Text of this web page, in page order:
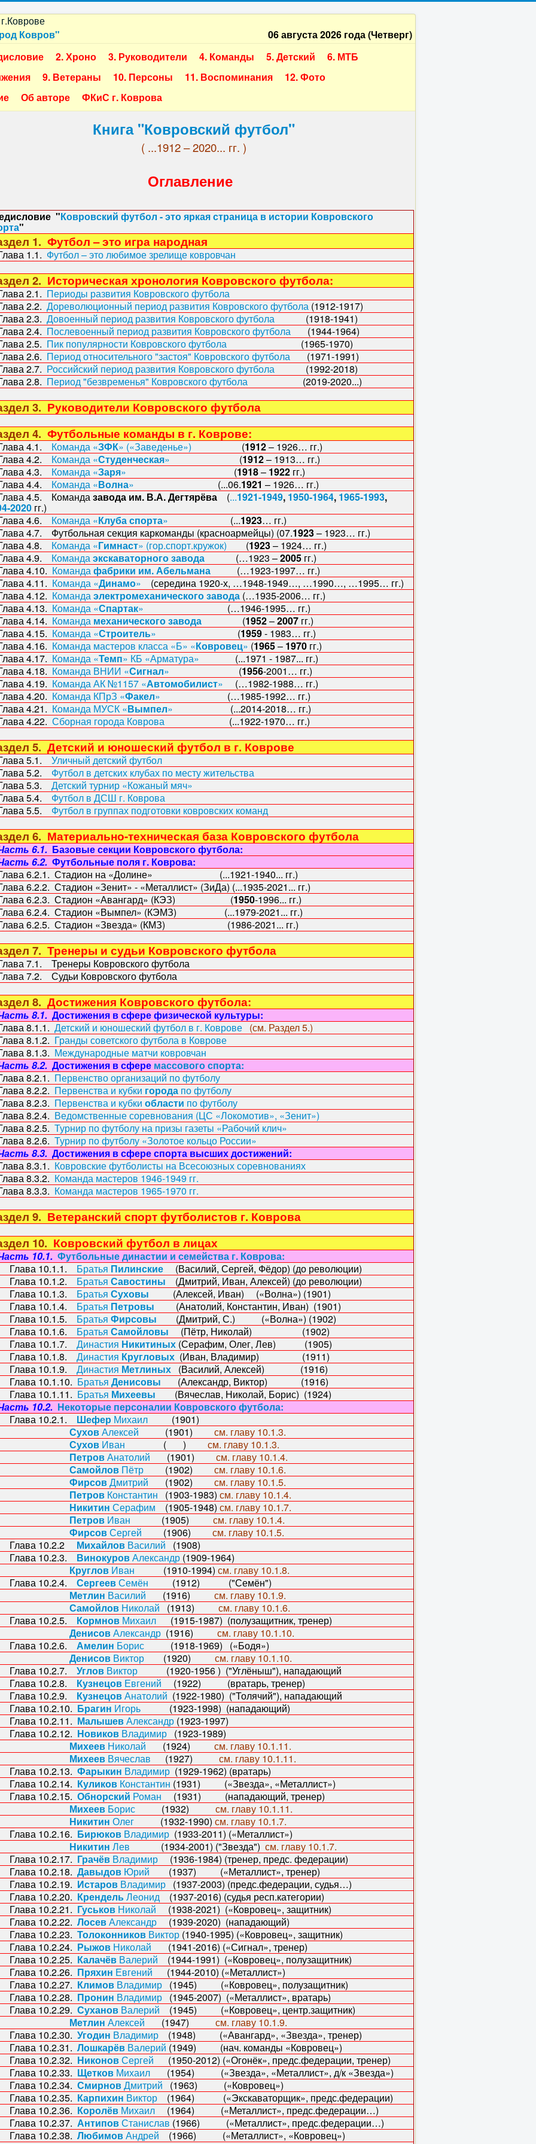
Ковров"
06 августа 2026 года (Четверг)
2. Хроно 3. Руководители 4. Команды 5. Детский
6. МТБ
9. Ветераны 10. Персоны 11. Воспоминания
12. Фото
Об авторе ФКиС г. Коврова
Книга "Ковровский футбол"
( ...1912 – 2020... гг. )
Оглавление
"Ковровский футбол - это яркая страница в истории Ковровского
"
1. Футбол – это игра народная
1.1. Футбол – это любимое зрелище ковровчан
2. Историческая хронология Ковровского футбола:
2.1. Периоды развития Ковровского футбола
2.2. Дореволюционный период развития Ковровского футбола (1912-1917)
2.3. Довоенный период развития Ковровского футбола (1918-1941)
2.4. Послевоенный период развития Ковровского футбола (1944-1964)
2.5. Пик популярности Ковровского футбола (1965-1970)
2.6. Период относительного "застоя" Ковровского футбола (1971-1991)
2.7. Российский период развития Ковровского футбола (1992-2018)
2.8. Период "безвременья" Ковровского футбола (2019-2020...)
3. Руководители Ковровского футбола
4. Футбольные команды в г. Коврове:
4.1. Команда «ЗФК» («Заведенье») (1912– 1926… гг.)
4.2. Команда «Студенческая» (1912– 1913… гг.)
4.3. Команда «Заря» (1918– 1922 гг.)
4.4. Команда «Волна» (...06.1921 – 1926… гг.)
4.5. Командазавода им. В.А. Дегтярёва (...1921-1949, 1950-1964, 1965-1993,
2020 гг.)
4.6. Команда «Клуба спорта» (...1923… гг.)
4.7. Футбольная секция каркоманды (красноармейцы) (07.1923– 1923… гг.)
4.8. Команда «Гимнаст» (гор.спорт.кружок) (1923– 1924… гг.)
4.9. Командаэкскаваторного завода (…1923 –2005 гг.)
4.10. Командафабрики им. Абельмана
(…1923-1997… гг.)
4.11. Команда «Динамо» (середина 1920-х, …1948-1949…, …1990…, …1995… гг.)
4.12. Командаэлектромеханического завода (…1935-2006… гг.)
4.13. Команда «Спартак» (…1946-1995… гг.)
4.14. Команда механического завода (1952–2007 гг.)
4.15. Команда «Строитель» (1959- 1983… гг.)
4.16. Команда мастеров класса «Б» «Ковровец» (1965– 1970 гг.)
4.17. Команда «Темп» КБ «Арматура» (...1971 - 1987... гг.)
4.18. Команда ВНИИ «Сигнал» (1956-2001… гг.)
4.19. Команда АК №1157 «Автомобилист» (…1982-1988… гг.)
4.20. Команда КПрЗ «Факел» (…1985-1992… гг.)
4.21. Команда МУСК «Вымпел» (...2014-2018… гг.)
4.22. Сборная города Коврова (...1922-1970… гг.)
5. Детский и юношеский футбол в г. Коврове
5.1. Уличный детский футбол
5.2. Футбол в детских клубах по месту жительства
5.3. Детский турнир «Кожаный мяч»
5.4. Футбол в ДСШ г. Коврова
5.5. Футбол в группах подготовки ковровских команд
6. Материально-техническая база Ковровского футбола
6.1. Базовые секции Ковровского футбола:
6.2. Футбольные поля г. Коврова:
6.2.1. Стадион на «Долине» (...1921-1940... гг.)
6.2.2. Стадион «Зенит» - «Металлист» (ЗиДа) (...1935-2021... гг.)
6.2.3. Стадион «Авангард» (КЭЗ) (1950-1996... гг.)
6.2.4. Стадион «Вымпел» (КЭМЗ) (...1979-2021... гг.)
6.2.5. Стадион «Звезда» (КМЗ) (1986-2021... гг.)
7. Тренеры и судьи Ковровского футбола
7.1. Тренеры Ковровского футбола
7.2. Судьи Ковровского футбола
8. Достижения Ковровского футбола:
8.1. Достижения в сферефизической культуры:
8.1.1. Детский и юношеский футбол в г. Коврове (см. Раздел 5.)
8.1.2. Гранды советского футбола в Коврове
8.1.3. Международные матчи ковровчан
8.2. Достижения в сфере массового спорта:
8.2.1. Первенство организаций по футболу
8.2.2. Первенства и кубки города по футболу
8.2.3. Первенства и кубки области по футболу
8.2.4. Ведомственные соревнования (ЦС «Локомотив», «Зенит»)
8.2.5. Турнир по футболу на призы газеты «Рабочий клич»
8.2.6. Турнир по футболу «Золотое кольцо России»
8.3. Достижения в сфереспорта высших достижений:
8.3.1. Ковровские футболисты на Всесоюзных соревнованиях
8.3.2. Команда мастеров 1946-1949 гг.
8.3.3. Команда мастеров 1965-1970 гг.
9. Ветеранский спорт футболистов г. Коврова
10. Ковровский футбол в лицах
10.1. Футбольные династии и семейства г. Коврова:
10.1.1.
Братья Пилинские (Василий, Сергей, Фёдор) (до революции)
10.1.2. Братья Савостины (Дмитрий, Иван, Алексей) (до революции)
10.1.3. Братья Суховы (Алексей, Иван) («Волна») (1901)
10.1.4. Братья Петровы
(Анатолий, Константин, Иван) (1901)
10.1.5. Братья Фирсовы
(Дмитрий, С.) («Волна») (1902)
10.1.6. Братья Самойловы
(Пётр, Николай) (1902)
10.1.7. Династия Никитиных (Серафим, Олег, Лев) (1905)
10.1.8. Династия Кругловых (Иван, Владимир) (1911)
10.1.9. Династия Метлиных (Василий, Алексей) (1916)
10.1.10. Братья Денисовы
(Александр, Виктор) (1916)
10.1.11. Братья Михеевы (Вячеслав, Николай, Борис) (1924)
10.2. Некоторые персоналии Ковровского футбола:
10.2.1. Шефер Михаил (1901)
СуховАлексей (1901) см. главу 10.1.3.
Сухов Иван ( ) см. главу 10.1.3.
ПетровАнатолий (1901) см. главу 10.1.4.
Самойлов Пётр (1902) см. главу 10.1.6.
ФирсовДмитрий (1902) см. главу 10.1.5.
Петров Константин (1903-1983) см. главу 10.1.4.
Никитин Серафим (1905-1948) см. главу 10.1.7.
Петров Иван (1905) см. главу 10.1.4.
ФирсовСергей (1906) см. главу 10.1.5.
10.2.2 Михайлов Василий (1908)
10.2.3. ВинокуровАлександр (1909-1964)
Круглов Иван (1910-1994) см. главу 10.1.8.
10.2.4. СергеевСемён (1912) ("Семён")
Метлин Василий (1916) см. главу 10.1.9.
Самойлов Николай (1913) см. главу 10.1.6.
10.2.5. Кормнов Михаил (1915-1987) (полузащитник, тренер)
ДенисовАлександр (1916) см. главу 10.1.10.
10.2.6. Амелин Борис (1918-1969) («Бодя»)
Денисов Виктор (1920) см. главу 10.1.10.
10.2.7. Углов Виктор (1920-1956 ) ("Углёныш"), нападающий
10.2.8. Кузнецов Евгений (1922) (вратарь, тренер)
10.2.9. КузнецовАнатолий (1922-1980) ("Толячий"), нападающий
10.2.10. Брагин Игорь (1923-1998) (нападающий)
10.2.11. МалышевАлександр (1923-1997)
10.2.12. Новиков Владимир (1923-1989)
Михеев Николай (1924) см. главу 10.1.11.
Михеев Вячеслав (1927) см. главу 10.1.11.
10.2.13. Фарыкин Владимир (1929-1962) (вратарь)
10.2.14. Куликов Константин (1931) («Звезда», «Металлист»)
10.2.15. Обнорский Роман (1931) (нападающий, тренер)
Михеев Борис (1932) см. главу 10.1.11.
Никитин Олег (1932-1990) см. главу 10.1.7.
10.2.16. Бирюков Владимир (1933-2011) («Металлист»)
Никитин Лев (1934-2001) ("Звезда") см. главу 10.1.7.
10.2.17. Грачёв Владимир (1936-1984) (тренер, предс. федерации)
10.2.18. Давыдов Юрий (1937) («Металлист», тренер)
10.2.19. Истаров Владимир (1937-2003) (предс.федерации, судья…)
10.2.20. КрендельЛеонид (1937-2016) (судья респ.категории)
10.2.21. Гуськов Николай (1938-2021) («Ковровец», защитник)
10.2.22. ЛосевАлександр (1939-2020) (нападающий)
10.2.23. Толоконников Виктор (1940-1995) («Ковровец», защитник)
10.2.24. Рыжов Николай (1941-2016) («Сигнал», тренер)
10.2.25. Калачёв Валерий (1944-1991) («Ковровец», полузащитник)
10.2.26. Пряхин Евгений (1944-2010) («Металлист»)
10.2.27. Климов Владимир (1945) («Ковровец», полузащитник)
10.2.28. Пронин Владимир (1945-2007) («Металлист», вратарь)
10.2.29. Суханов Валерий (1945) («Ковровец», центр.защитник)
Метлин Алексей (1947) см. главу 10.1.9.
10.2.30. Угодин Владимир (1948) («Авангард», «Звезда», тренер)
10.2.31. Лошкарёв Валерий (1949) (нач. команды «Ковровец»)
10.2.32. НиконовСергей (1950-2012) («Огонёк», предс.федерации, тренер)
10.2.33. Щетков Михаил (1954) («Звезда», «Металлист», д/к «Звезда»)
10.2.34. СмирновДмитрий (1963) («Ковровец»)
10.2.35. Карпихин Виктор (1964) («Экскаваторщик», предс.федерации)
10.2.36. Королёв Михаил (1964) («Металлист», предс.федерации…)
10.2.37. АнтиповСтанислав (1966) («Металлист», предс.федерации…)
10.2.38. ЛюбимовАндрей (1966) («Металлист», «Ковровец»)